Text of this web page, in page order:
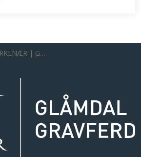
| Glåmdal gravferd - Grue begravelsesbyrå Skaslien